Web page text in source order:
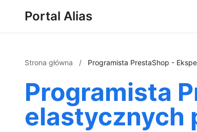
Portal Alias
Strona główna / Programista PrestaShop -
Programista
elastycznych